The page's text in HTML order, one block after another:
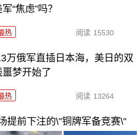
“焦虑”吗？
热 阅读 15530
万俄军直插日本海，美日的双
噩梦开始了
热 阅读 13264
提前下注的\"铜牌军备竞赛\"